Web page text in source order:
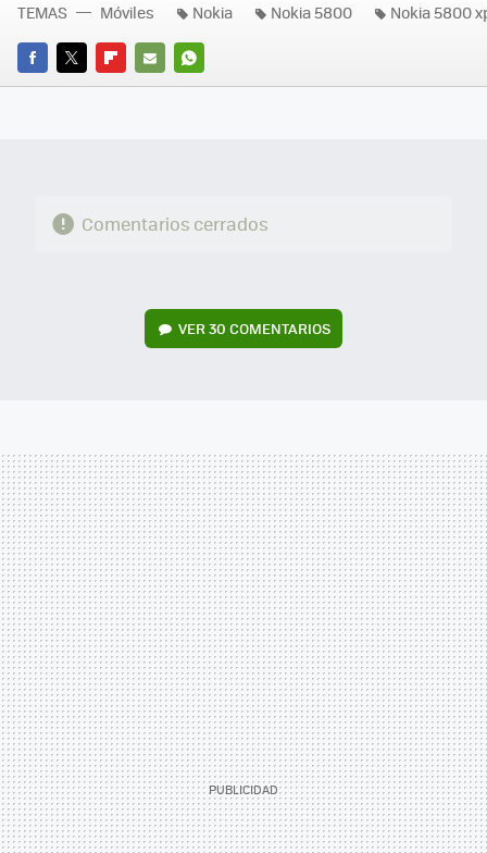
FACEBOOK
TWITTERFLIPBOARD
E-
WHATSAPP
TEMAS Móviles Nokia Nokia 5800 Nokia 5800
Comentarios cerrados
VER30 COMENTARIOS